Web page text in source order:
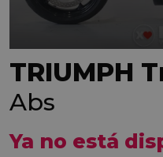
TRIUMPH
Abs
Ya no está